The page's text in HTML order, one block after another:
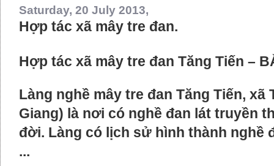
Saturday, 20 July 2013,
Hợp tác xã mây tre đan.
Hợp tác xã mây tre đan Tăng Tiến –
Làng nghề mây tre đan Tăng Tiến, xã
Giang) là nơi có nghề đan lát truyền
đời. Làng có lịch sử hình thành nghề
...